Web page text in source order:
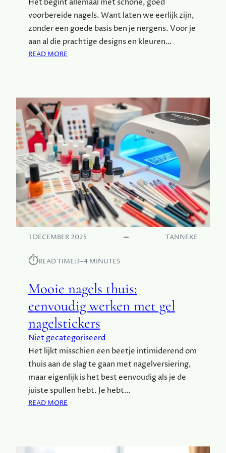
X
E
N
H
I
G
A
R
A
G
E
P
A
R
K
Het begint allemaal met schone, goed
voorbereide nagels. Want laten we eerlijk zijn,
zonder een goede basis ben je nergens. Voor je
aan al die prachtige designs en kleuren…
READ MORE
E
L
V
E
R
Z
O
R
G
N
G
R
A
T
I
E
V
E
D
E
S
I
1 DECEMBER 2025 TANNEKE
⏱︎READ TIME:3–4 MINUTES
Mooie nagels thuis:
eenvoudig werken met gel
nagelstickers
Niet gecategoriseerd
Het lijkt misschien een beetje intimiderend om
thuis aan de slag te gaan met nagelversiering,
maar eigenlijk is het best eenvoudig als je de
juiste spullen hebt. Je hebt…
READ MORE